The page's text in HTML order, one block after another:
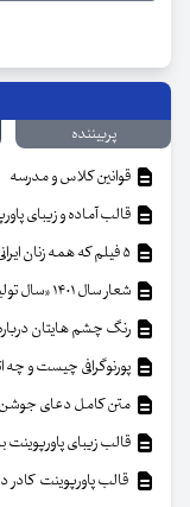
پربیننده
قوانین کلاس و مدرسه
قالب آماده و زیبای
شعار سال ۱۴۰۱ «سال تولید، دانش‌بنیان و اشتغال‌آفرین»
رنگ چشم هایتان
پورنوگرافی چیست و چه
متن کامل دعای جوشن
قالب زیبای پاورپوینت
قالب پاورپوینت کادر